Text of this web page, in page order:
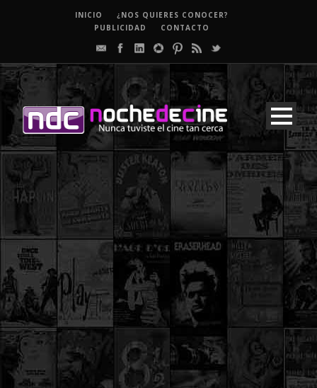
INICIO
¿NOS QUIERES CONOCER?
PUBLICIDAD
CONTACTO